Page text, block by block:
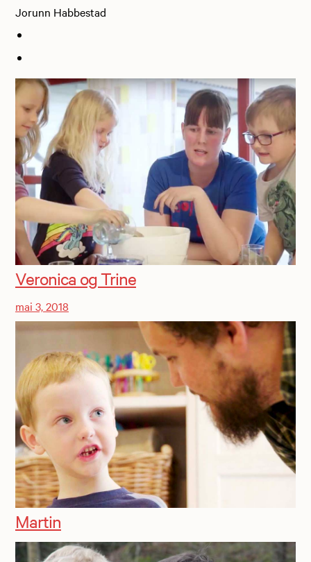
Jorunn Habbestad
Veronica og Trine
mai 3, 2018
Martin